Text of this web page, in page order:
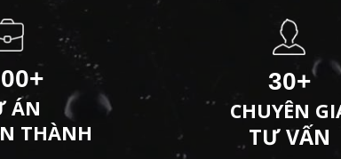
+
ÁN
THÀNH
30+
CHUYÊN
TƯ VẤN